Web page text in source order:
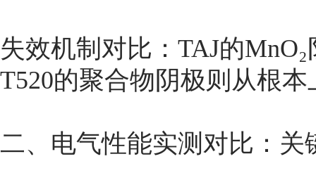
失效机制对比：TAJ的
T520的聚合物阴极则从根
二、电气性能实测对比：关